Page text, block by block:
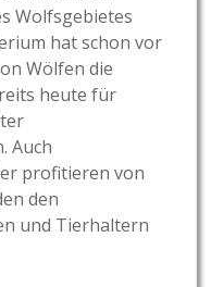
Wolfsgebietes
hat schon vor
Wölfen die
heute für
Auch
profitieren von
den
und Tierhaltern